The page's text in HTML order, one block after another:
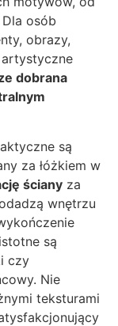
osób
obrazy,
dobrana
są
za łóżkiem w
ściany za
wnętrzu
są
czy
Nie
teksturami